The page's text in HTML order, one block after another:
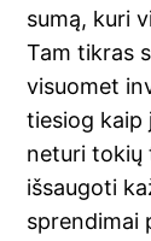
sumą, kuri
Tam tikras
visuomet
tiesiog kaip
neturi tokių
išsaugoti
sprendimai